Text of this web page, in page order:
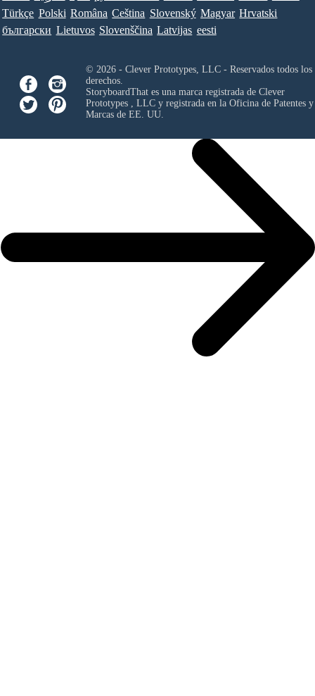
Türkçe Polski Româna Ceština Slovenský Magyar Hrvatski
български Lietuvos Slovenščina Latvijas eesti
© 2026 - Clever Prototypes, LLC - Reservados todos los
derechos.
StoryboardThat es una marca registrada de Clever
Prototypes , LLCy registrada en la Oficina de Patentes y
Marcas de EE. UU.